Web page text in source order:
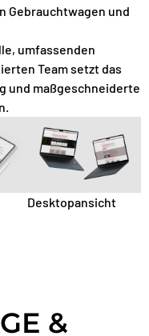
Gebrauchtwagen und
umfassenden
Team setzt das
und maßgeschneiderte
Desktopansicht
&